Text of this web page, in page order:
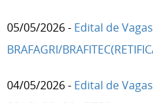
05/05/2026 - Edital de
BRAFAGRI/
04/05/2026 - Edital de